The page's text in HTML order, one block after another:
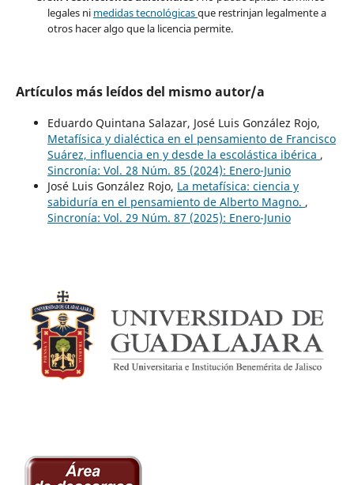
legales ni medidas tecnológicasque restrinjan legalmente a
otros hacer algo que la licencia permite.
Artículos más leídos del mismo autor/a
Eduardo Quintana Salazar, José Luis González Rojo,
Metafísica y dialéctica en el pensamiento de Francisco
Suárez, influencia en y desde la escolástica ibérica ,
Sincronía: Vol. 28 Núm. 85 (2024): Enero-Junio
José Luis González Rojo, La metafísica: ciencia y
sabiduría en el pensamiento de Alberto Magno. ,
Sincronía: Vol. 29 Núm. 87 (2025): Enero-Junio